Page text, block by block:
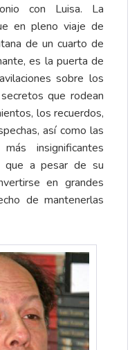
con Luisa. La
en pleno viaje de
de un cuarto de
es la puerta de
sobre los
que rodean
los recuerdos,
así como las
insignificantes
que a pesar de su
en grandes
de mantenerlas